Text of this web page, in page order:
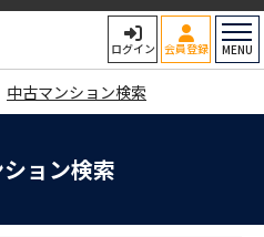
ログイン 会員登録 MENU
中古マンション検索
ョン検索